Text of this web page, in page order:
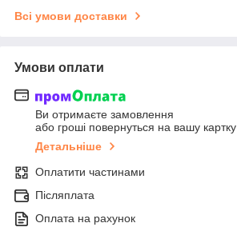
Всі умови доставки
Умови оплати
Ви отримаєте замовлення
або гроші повернуться на вашу картку
Детальніше
Оплатити частинами
Післяплата
Оплата на рахунок